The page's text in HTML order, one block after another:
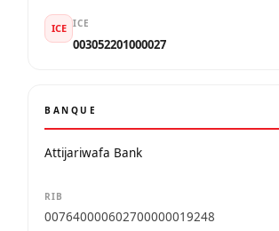
ICE ICE
003052201000027
BANQUE
Attijariwafa Bank
RIB
007640000602700000019248